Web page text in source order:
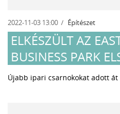
2022-11-03 13:00 Építészet
ELKÉSZÜLT AZ
BUSINESS PARK
Újabb ipari csarnokokat adott át